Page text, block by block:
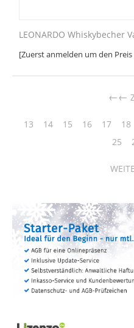
LEONARDO Whiskybecher
[Zuerst anmelden um den
←
13 14 15 16 17 18
25